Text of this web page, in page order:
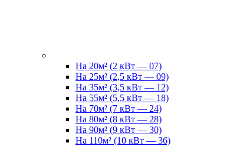
На 20м² (2 кВт — 07)
На 25м² (2,5 кВт — 09)
На 35м² (3,5 кВт — 12)
На 55м² (5,5 кВт — 18)
На 70м² (7 кВт — 24)
На 80м² (8 кВт — 28)
На 90м² (9 кВт — 30)
На 110м² (10 кВт — 36)